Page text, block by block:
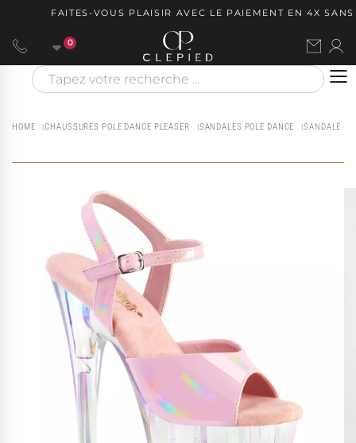
FAITES-VOUS PLAISIR AVEC LE PAIEMENT EN 4X SANS
0
HOME CHAUSSURES POLE DANCE PLEASER SANDALES POLE DANCE